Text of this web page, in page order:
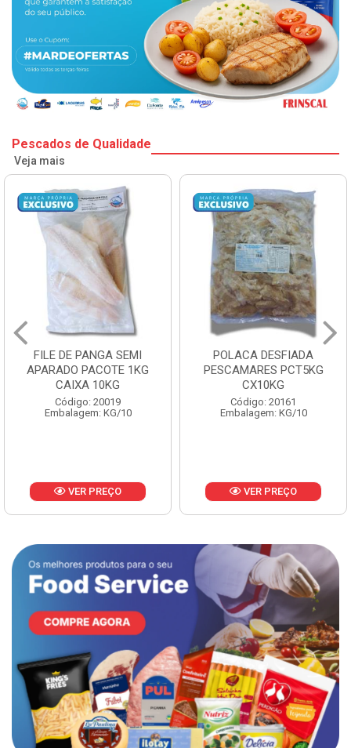
Pescados de Qualidade
Veja mais
POLACA DESFIADA
PESCAMARES PCT5KG
CX10KG
Código: 20161
Embalagem: KG/10
VER PREÇO
POLACA DESFIADA
PESCAMARES PCT1KG
CX10KG
Código: 20162
Embalagem: KG/10
VER PREÇO